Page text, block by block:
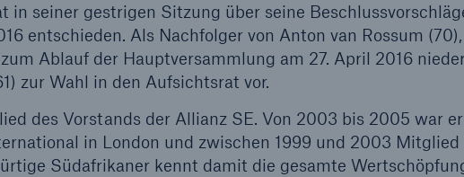
in seiner gestrigen Sitzung über seine
entschieden. Als Nachfolger von Anton van Rossum
Ablauf der Hauptversammlung am 27. April 2016
zur Wahl in den Aufsichtsrat vor.
des Vorstands der Allianz SE. Von 2003 bis 2005 war er
in London und zwischen 1999 und 2003 Mitglied
Südafrikaner kennt damit die gesamte